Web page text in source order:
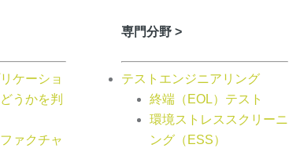
ケーショ
うかを判
ァクチャ
専門分野 >
テストエンジニアリング
終端（EOL）テスト
環境ストレススクリーニ
ング（ESS）